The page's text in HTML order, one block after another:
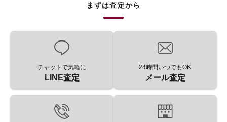
まずは査定から
チャットで気軽に
LINE査定
24時間いつでもOK
メール査定